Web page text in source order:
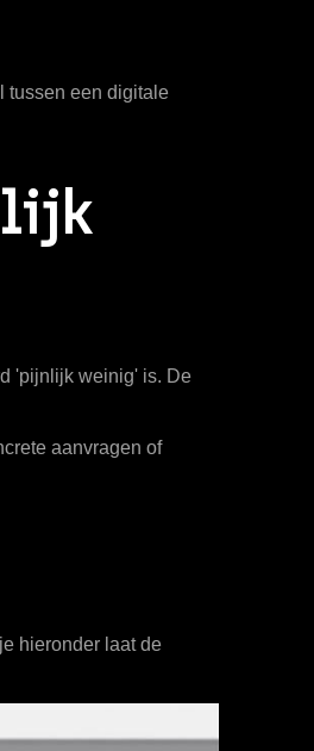
tussen een digitale
'pijnlijk weinig' is. De
aanvragen of
hieronder laat de